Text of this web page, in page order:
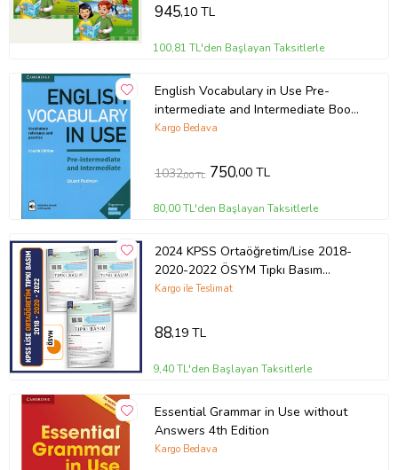
945,10 TL
100,81 TL'den Başlayan Taksitlerle
English Vocabulary in Use Pre-
intermediate and Intermediate Book
and CD
Kargo Bedava
1032,00 TL 750,00 TL
80,00 TL'den Başlayan Taksitlerle
2024 KPSS Ortaöğretim/Lise 2018-
2020-2022 ÖSYM Tıpkı Basım
Türkiye Geneli D.Çözü
Kargo ile Teslimat
88,19 TL
9,40 TL'den Başlayan Taksitlerle
Essential Grammar in Use without
Answers 4th Edition
Kargo Bedava